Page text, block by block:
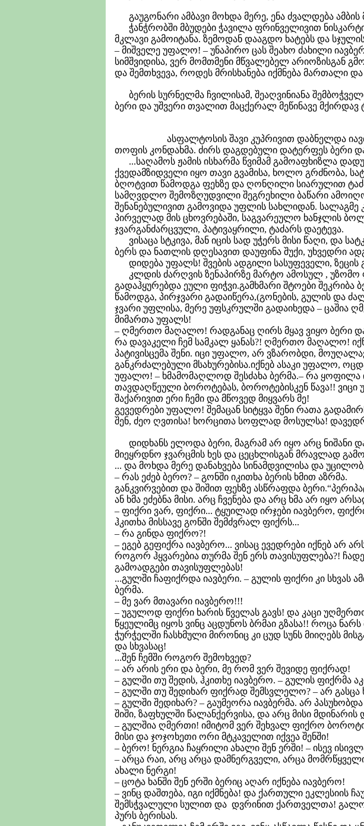
გაუგონარი ამბავი მოხდა მერე, ენა ძვალდება
ჭანჭრობში მბუდები ჭავილა ფრინველივით
მკლავი გამოიტანა. ზემოდან დააგდო ხატებს და
– მიშველე უფალო! – უნაპირო ცას შეახო ძახილი
სიმშვიდისა, ვერ მომთმენი მწვალებელ არიოზისგან
და შემთხვევა, როდეს მრისხანება იქმნება მართალი
ბერის სურნელმა ჩვილისამ, შეაღვინიანა
ბერი და უშვერი თვალით მაცქერალ მეწინავე მქირდავ
ასფალტოსის შავი კუპრივით დაბნელდა
თოფის კონდახმა. ძირს დაგდებული დატერფეს ბერი და
...საღამოს ჟამის ისხარმა წვიმამ გამოაფხიზლა
ქვედამზიდველი იყო თავი გვამისა, ხოლო გრძნობა,
ბღოტვით წამოდგა ფეხზე და ღონღილი სიარულით
სამღვდლო შემოზღუდვილი შეგრეხილი ბაწარი
შენანებულივით გამოვიდა უფლის სახლიდან. სალაგმე
პირველად მის ცხოვრებაში, საგვარეულო ხანჯლის
ჯვარგანძარცვული, პატივაყრილი, ტაძარს დაეტევა.
ვისაცა სტკივა, მან იცის სად უჭერს მისი წაღი, და
ბერს და ნათლის დღესავით დაუფინა შუქი, უხვედრი
დიდება უფალს! შვების ადგილი სასუფეველი, ზეცის
კლდის ძარღვის ზენაპირზე მარტო ამოსულ , უზომო
გადაჰყურებდა ეული ფიჭვი.გამხმარი შტოები
წამოდგა, პირჯვარი გადაიწერა,(გონების, გულის და
ჯვარი უფლისა, მერე უფსკრულში გადაიხედა – ცაშია
მიმართა უფალს!
– ღმერთო მაღალო! რადგანაც ღირს მყავ ვიყო ბერი
რა დავაკელი ჩემ სამკალ ყანას?! ღმერთო მაღალო!
პატივისცემა შენი. იცი უფალო, არ ვზარობდი,
განკრძალებული მსახურებისა.იქნებ ასაკი უფალო,
უფალო! – ხმამომაღლოდ შესძახა ბერმა.– რა ყოფილა
თავდაღწეული ბოროტებას, ბოროტებისკენ წავა!!
შაქარივით ერი ჩემი და მწოვედ მიყვარს მე!
გევედრები უფალო! შემაცან სიტყვა შენი რათა
შენ, ძეო ღვთისა! ხორცითა სოფლად მოსულსა!
დიდხანს ელოდა ბერი, მაგრამ არ იყო არც ნიშანი
მიეყრდნო ჯვარცმის ხეს და ცეცხლისგან მრავლად
... და მოხდა მერე დანახვება სინამდვილისა და
– რას ეძებ ბერო? – გონში იკითხა ბერის ხმით აზრმა.
განკვირვებით და შიშით ფეხზე ასწრაფდა
ან ხმა ეძებნა მისი. არც ჩვენება და არც ხმა არ იყო
– ფიქრი ვარ, ფიქრი... ტყუილად ირჯები იავბერო,
ჰკითხა მისსავე გონში შემძვრალ ფიქრს...
– რა გინდა ფიქრო?!
– ეგებ გეფიქრა იავბერო... ვისაც ევედრები იქნებ არ
როგორ ჰყვარებია თურმა შენ ერს თავისუფლება?!
გამოადგები თავისუფლებას!
...გულში ჩაფიქრდა იავბერი. – გულის ფიქრი კი სხვას
ბერმა.
– მე ვარ მთავარი იავბერო!!!
– უგულოდ ფიქრი ხარის წველას გავს! და კაცი
წყეულიმც იყოს ვინც აცდუნოს ბრმაი გზასა!! როცა
ჭურჭელში ჩასხმული მირონიც კი ცუდ სუნს მიიღებს
და სხვასაც!
...შენ ჩემში როგორ შემოხვედ?
– არ არის ერი და ბერი, მე რომ ვერ შევიდე ფიქრად!
– გულში თუ შედის, ჰკითხე იავბერო. – გულის ფიქრმა
– გულში თუ შედიხარ ფიქრად შემსვლელო? – არ გასცა
– გულში შედიხარ? – გაუმეორა იავბერმა. არ
შიში, ზაფხულში წალანქერვისა, და არც მისი
– გულშია ღმერთი! იმიტომ ვერ შეხვალ ფიქრო
მისი და ჯოჯოხეთი ორი მტკაველით იქვეა შენში!
– ბერო! ნერგია ჩაყრილი ახალი შენ ერში! – ისევ
– არცა რაი, არც არცა დამნერგველი, არცა
ახალი ნერგი!
– ცოტა ხანში შენ ერში ბერიც აღარ იქნება იავბერო!
– ვინც დაშთება, იგი იქმნება! და ქართული ეკლესიის
შემსჭვალული სულით და დვრინით ქართველთა!
პურს ბერისას.